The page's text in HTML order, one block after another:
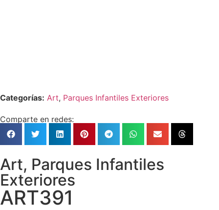
Categorías: Art, Parques Infantiles Exteriores
Comparte en redes:
Art, Parques Infantiles
Exteriores
ART391